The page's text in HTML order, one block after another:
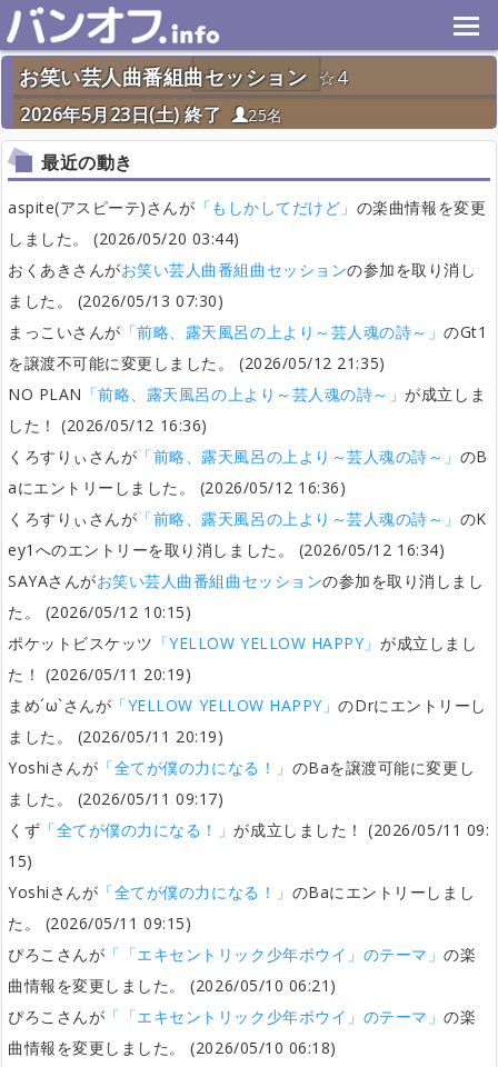
お笑い芸人曲番組曲セッション
4
2026年5月23日(土) 終了
25名
最近の動き
aspite(アスピーテ)さんが 「もしかしてだけど」 の楽曲情報を変更
しました。 (2026/05/20 03:44)
おくあきさんがお笑い芸人曲番組曲セッションの参加を取り消し
ました。 (2026/05/13 07:30)
まっこいさんが 「前略、露天風呂の上より～芸人魂の詩～」のGt1
を譲渡不可能に変更しました。 (2026/05/12 21:35)
NO PLAN 「前略、露天風呂の上より～芸人魂の詩～」が成立しま
した！ (2026/05/12 16:36)
くろすりぃさんが 「前略、露天風呂の上より～芸人魂の詩～」 のB
aにエントリーしました。 (2026/05/12 16:36)
くろすりぃさんが 「前略、露天風呂の上より～芸人魂の詩～」 のK
ey1へのエントリーを取り消しました。 (2026/05/12 16:34)
SAYAさんがお笑い芸人曲番組曲セッションの参加を取り消しまし
た。 (2026/05/12 10:15)
ポケットビスケッツ 「YELLOW YELLOW HAPPY」が成立しまし
た！ (2026/05/11 20:19)
まめ´ω`さんが 「YELLOW YELLOW HAPPY」のDrにエントリーし
ました。 (2026/05/11 20:19)
Yoshiさんが 「全てが僕の力になる！」 のBaを譲渡可能に変更し
ました。 (2026/05/11 09:17)
くず 「全てが僕の力になる！」が成立しました！ (2026/05/11 09:
15)
Yoshiさんが 「全てが僕の力になる！」 のBaにエントリーしまし
た。 (2026/05/11 09:15)
ぴろこさんが 「「エキセントリック少年ボウイ」のテーマ」の楽
曲情報を変更しました。 (2026/05/10 06:21)
ぴろこさんが 「「エキセントリック少年ボウイ」のテーマ」の楽
曲情報を変更しました。 (2026/05/10 06:18)